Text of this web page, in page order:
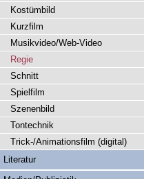
Kostümbild
Kurzfilm
Musikvideo/Web-Video
Regie
Schnitt
Spielfilm
Szenenbild
Tontechnik
Trick-/Animationsfilm (digital)
Literatur